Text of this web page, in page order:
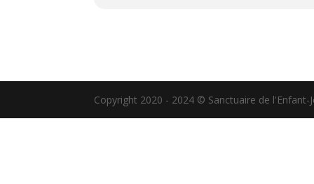
Copyright 2020 - 2024 © Sanctuaire de